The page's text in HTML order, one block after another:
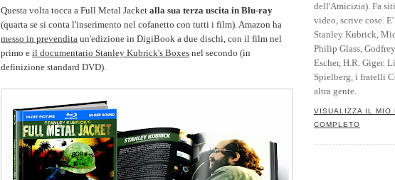
Questa volta tocca a Full Metal Jacket alla sua terza uscita in Blu-ray
(quarta se si conta l'inserimento nel cofanetto con tutti i film). Amazon ha
messo in prevendita un'edizione in DigiBook a due dischi, con il film nel
primo e il documentario Stanley Kubrick's Boxes nel secondo (in
definizione standard DVD).
dell'Amicizia). Fa
video, scrive cose.
Stanley Kubrick,
Philip Glass,
Escher, H.R. Giger.
Spielberg, i fratelli
altra gente.
VISUALIZZA IL MIO
COMPLETO